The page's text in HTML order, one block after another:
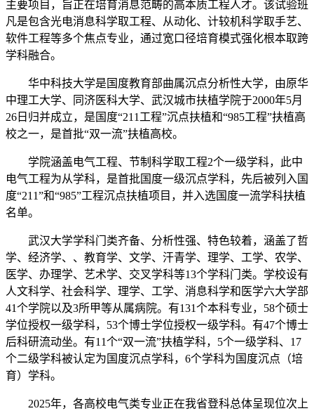
主要项目，旨正在培育消息范畴的高本质工程人才。该试验班
凡是包含光电消息科学取工程、从动化、计较机科学取手艺、
软件工程等多个焦点专业，通过宽口径培育模式强化根本取跨
学科融合。
华中科技大学是国度教育部曲属沉点分析性大学，由原华
中理工大学、同济医科大学、武汉城市扶植学院于2000年5月
26日归并成立，是国度“211工程”沉点扶植和“985工程”扶植高
校之一，是首批“双一流”扶植高校。
学院涵盖电气工程、节制科学取工程2个一级学科，此中
电气工程为从学科，是首批国度一级沉点学科，先后被列入国
度“211”和“985”工程沉点扶植项目，并入选国度一流学科扶植
名单。
武汉大学学科门类齐备、分析性强、特色较着，涵盖了哲
学、经济学、、教育学、文学、汗青学、理学、工学、农学、
医学、办理学、艺术学、交叉学科等13个学科门类。学校设有
人文科学、社会科学、理学、工学、消息科学和医学六大学部
41个学院以及3所甲等从属病院。有131个本科专业，58个硕士
学位授权一级学科，53个博士学位授权一级学科。有47个博士
后科研流动坐。有11个“双一流”扶植学科，5个一级学科、17
个二级学科被认定为国度沉点学科，6个学科为国度沉点（培
育）学科。
2025年，各高校电气类专业正在我省登科总体呈现位次上